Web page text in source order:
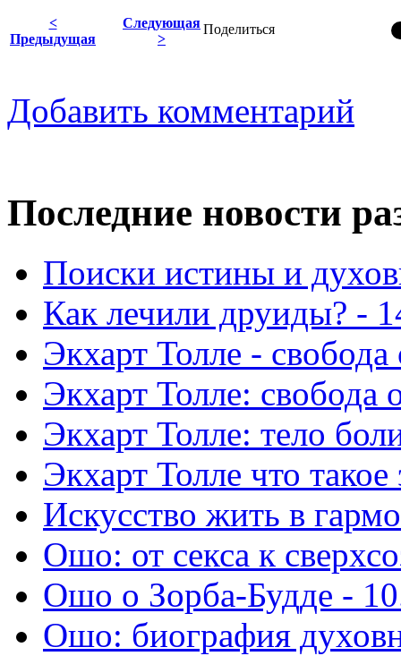
Поделиться
<
Предыдущая
Следующая
>
Добавить комментарий
Последние новости
Поиски истины и
Как лечили друиды? -
Экхарт Толле -
Экхарт Толле: свобода
Экхарт Толле: тело
Экхарт Толле что
Искусство жить в
Ошо: от секса к
Ошо о Зорба-Будде -
Ошо: биография